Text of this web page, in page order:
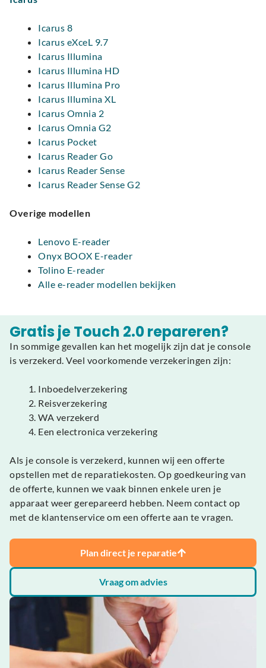
Icarus 8
Icarus eXceL 9.7
Icarus Illumina
Icarus Illumina HD
Icarus Illumina Pro
Icarus Illumina XL
Icarus Omnia 2
Icarus Omnia G2
Icarus Pocket
Icarus Reader Go
Icarus Reader Sense
Icarus Reader Sense G2
Overige modellen
Lenovo E-reader
Onyx BOOX E-reader
Tolino E-reader
Alle e-reader modellen bekijken
Gratis je Touch 2.0 repareren?
In sommige gevallen kan het mogelijk zijn dat je console
is verzekerd. Veel voorkomende verzekeringen zijn:
Inboedelverzekering
Reisverzekering
WA verzekerd
Een electronica verzekering
Als je console is verzekerd, kunnen wij een offerte
opstellen met de reparatiekosten. Op goedkeuring van
de offerte, kunnen we vaak binnen enkele uren je
apparaat weer gerepareerd hebben. Neem contact op
met de klantenservice om een offerte aan te vragen.
Plan direct je reparatie
Vraag om advies